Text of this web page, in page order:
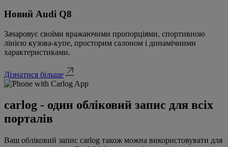
Новий Audi Q8
Зачаровує своїми вражаючими пропорціями, спортивною
лінією кузова-купе, просторим салоном і динамічними
характеристиками.
Дізнатися більше
carlog - один обліковий запис для всіх
порталів
Ваш обліковий запис carlog також можна використовувати для